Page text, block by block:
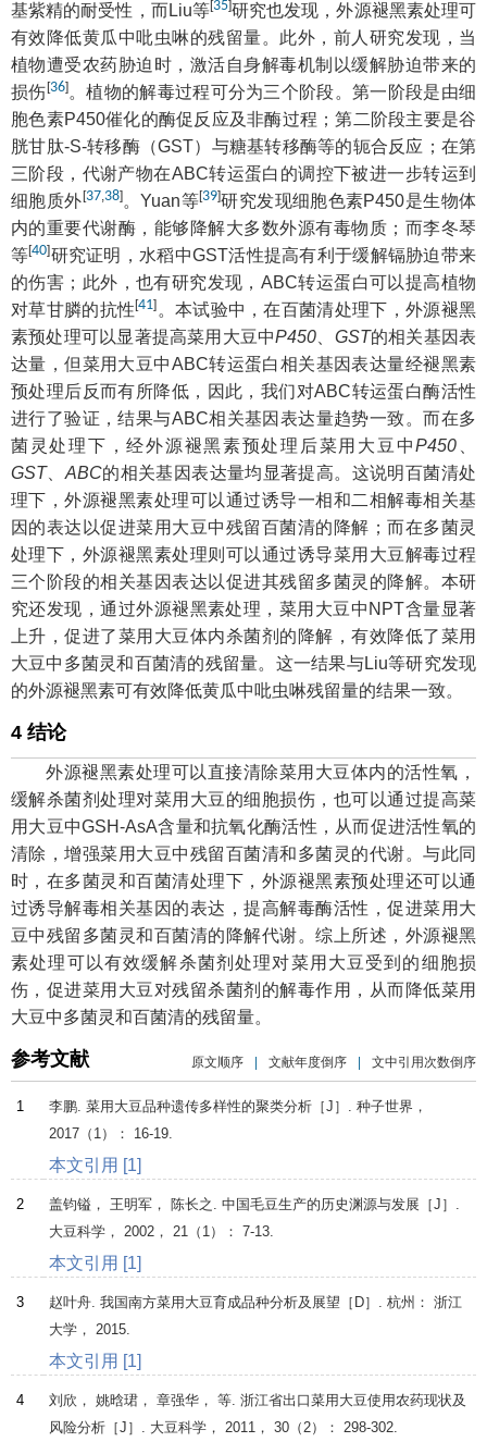
基紫精的耐受性，而Liu等[35]研究也发现，外源褪黑素处理可
有效降低黄瓜中吡虫啉的残留量。此外，前人研究发现，当
植物遭受农药胁迫时，激活自身解毒机制以缓解胁迫带来的
损伤[36]。植物的解毒过程可分为三个阶段。第一阶段是由细
胞色素P450催化的酶促反应及非酶过程；第二阶段主要是谷
胱甘肽-S-转移酶（GST）与糖基转移酶等的轭合反应；在第
三阶段，代谢产物在ABC转运蛋白的调控下被进一步转运到
细胞质外[37,38]。Yuan等[39]研究发现细胞色素P450是生物体
内的重要代谢酶，能够降解大多数外源有毒物质；而李冬琴
等[40]研究证明，水稻中GST活性提高有利于缓解镉胁迫带来
的伤害；此外，也有研究发现，ABC转运蛋白可以提高植物
对草甘膦的抗性[41] 。本试验中，在百菌清处理下，外源褪黑
素预处理可以显著提高菜用大豆中P450 GST的相关基因表
达量，但菜用大豆中ABC转运蛋白相关基因表达量经褪黑素
预处理后反而有所降低，因此，我们对ABC转运蛋白酶活性
进行了验证，结果与ABC相关基因表达量趋势一致。而在多
菌灵处理下，经外源褪黑素预处理后菜用大豆中P450
GST、 ABC的相关基因表达量均显著提高。这说明百菌清处
理下，外源褪黑素处理可以通过诱导一相和二相解毒相关基
因的表达以促进菜用大豆中残留百菌清的降解；而在多菌灵
处理下，外源褪黑素处理则可以通过诱导菜用大豆解毒过程
三个阶段的相关基因表达以促进其残留多菌灵的降解。本研
究还发现，通过外源褪黑素处理，菜用大豆中NPT含量显著
上升，促进了菜用大豆体内杀菌剂的降解，有效降低了菜用
大豆中多菌灵和百菌清的残留量。这一结果与Liu等研究发现
的外源褪黑素可有效降低黄瓜中吡虫啉残留量的结果一致。
4 结论
外源褪黑素处理可以直接清除菜用大豆体内的活性氧，
缓解杀菌剂处理对菜用大豆的细胞损伤，也可以通过提高菜
用大豆中GSH-AsA含量和抗氧化酶活性，从而促进活性氧的
清除，增强菜用大豆中残留百菌清和多菌灵的代谢。与此同
时，在多菌灵和百菌清处理下，外源褪黑素预处理还可以通
过诱导解毒相关基因的表达，提高解毒酶活性，促进菜用大
豆中残留多菌灵和百菌清的降解代谢。综上所述，外源褪黑
素处理可以有效缓解杀菌剂处理对菜用大豆受到的细胞损
伤，促进菜用大豆对残留杀菌剂的解毒作用，从而降低菜用
大豆中多菌灵和百菌清的残留量。
参考文献 原文顺序 | 文献年度倒序 | 文中引用次数倒序
1 李鹏. 菜用大豆品种遗传多样性的聚类分析［J］. 种子世界 ，
2017 （1）： 16-19.
本文引用 [1]
2
盖钧镒， 王明军， 陈长之. 中国毛豆生产的历史渊源与发展［J］.
大豆科学 ， 2002 ， 21 （1）： 7-13.
本文引用 [1]
3
赵叶舟. 我国南方菜用大豆育成品种分析及展望［D］. 杭州： 浙江
大学， 2015
本文引用 [1]
4
刘欣， 姚晗珺， 章强华， 等. 浙江省出口菜用大豆使用农药现状及
风险分析［J］. 大豆科学 ， 2011 ， 30 （2）： 298-302.